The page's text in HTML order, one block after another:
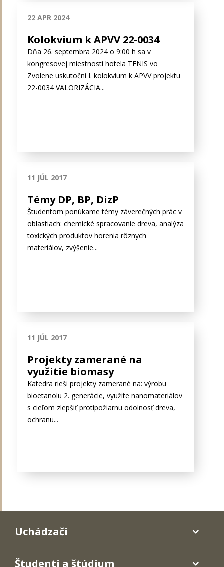
22 APR 2024
Kolokvium k APVV 22-0034
Dňa 26. septembra 2024 o 9:00 h sa v
kongresovej miestnosti hotela TENIS vo
Zvolene uskutoční I. kolokvium k APVV projektu
22-0034 VALORIZÁCIA...
11 JÚL 2017
Témy DP, BP, DizP
Študentom ponúkame témy záverečných prác v
oblastiach: chemické spracovanie dreva, analýza
toxických produktov horenia rôznych
materiálov, zvýšenie...
11 JÚL 2017
Projekty zamerané na
využitie biomasy
Katedra rieši projekty zamerané na: výrobu
bioetanolu 2. generácie, využite nanomateriálov
s cieľom zlepšiť protipožiarnu odolnosť dreva,
ochranu...
Uchádzači
Študenti a štúdium